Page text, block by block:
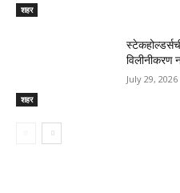
शहर
शहर
विलीनीकरण
July 29, 2026